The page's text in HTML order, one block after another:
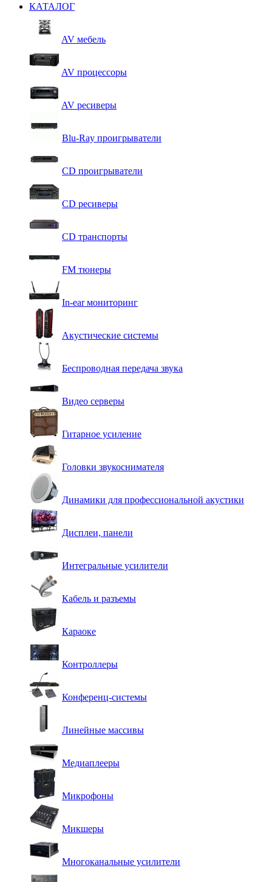
КАТАЛОГ
AV мебель
AV процессоры
AV ресиверы
Blu-Ray проигрыватели
CD проигрыватели
CD ресиверы
CD транспорты
FM тюнеры
In-ear мониторинг
Акустические системы
Беспроводная передача звука
Видео серверы
Гитарное усиление
Головки звукоснимателя
Динамики для профессиональной акустики
Дисплеи, панели
Интегральные усилители
Кабель и разъемы
Караоке
Контроллеры
Конференц-системы
Линейные массивы
Медиаплееры
Микрофоны
Микшеры
Многоканальные усилители